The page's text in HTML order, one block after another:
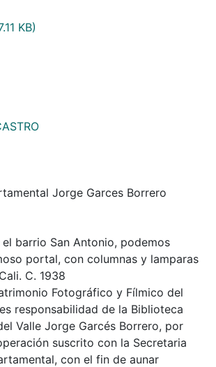
KB)
Jorge Garces Borrero
el barrio San Antonio, podemos
portal, con columnas y lamparas
C. 1938
Fotográfico y Fílmico del
responsabilidad de la Biblioteca
Valle Jorge Garcés Borrero, por
suscrito con la Secretaria
con el fin de aunar